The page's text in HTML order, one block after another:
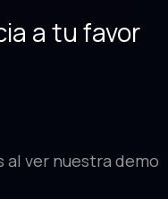
a tu favor
ver nuestra demo